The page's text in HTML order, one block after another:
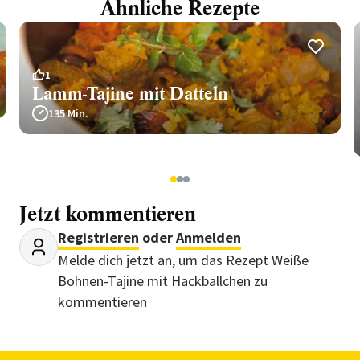
Ähnliche Rezepte
1
Lamm-Tajine mit Datteln
135 Min.
123
Jetzt kommentieren
Registrieren oderAnmelden
Melde dich jetzt an, um das Rezept Weiße
Bohnen-Tajine mit Hackbällchen zu
kommentieren